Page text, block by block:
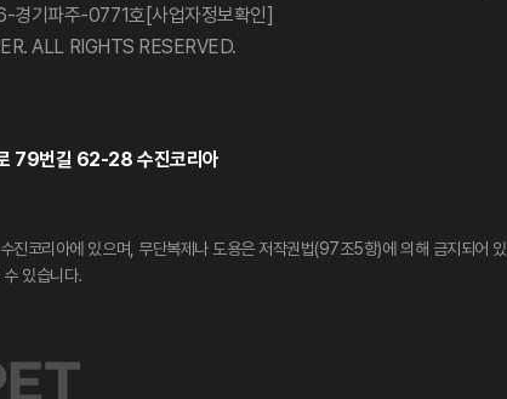
경기파주-0771호[사업자정보확인]
ALL RIGHTS RESERVED.
79번길 62-28 수진코리아
진코리아에 있으며, 무단복제나 도용은 저작권법(97조5항)에 의해 금지되어
있습니다.